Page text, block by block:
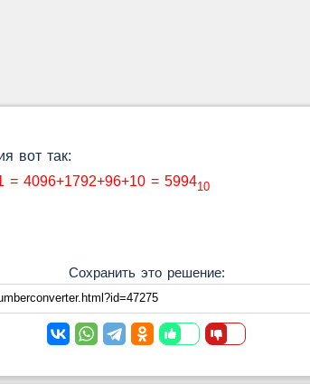
вот так:
= 4096+1792+96+10 = 599410
Сохранить это решение: